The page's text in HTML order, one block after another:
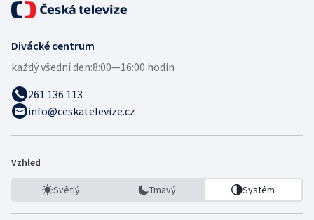
Divácké centrum
každý všední den:8:00—16:00 hodin
261 136 113
info@ceskatelevize.cz
Vzhled
Světlý Tmavý Systém